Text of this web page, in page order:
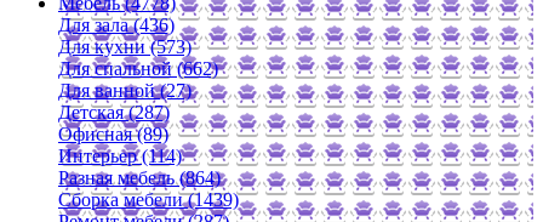
Для зала (436)
Для кухни (573)
Для спальной (662)
Для ванной (27)
Детская (287)
Офисная (89)
Интерьер (114)
Разная мебель (864)
Сборка мебели (1439)